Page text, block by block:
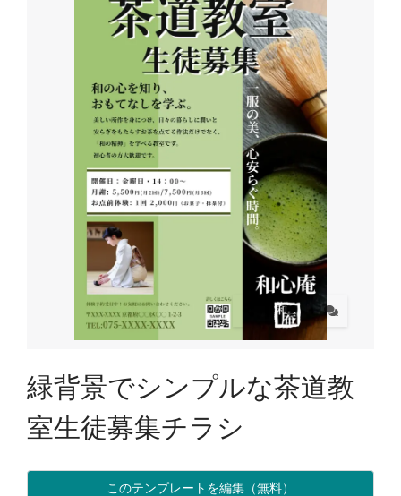
緑背景でシンプルな茶道教
室生徒募集チラシ
このテンプレートを編集（無料）